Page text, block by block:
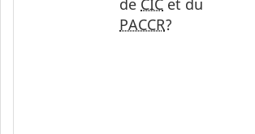
PACCR?